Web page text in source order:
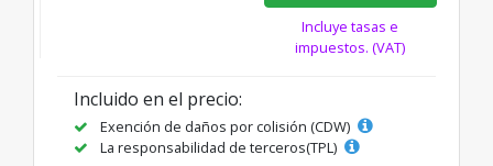
Incluye tasas e
impuestos. (VAT)
Incluido en el precio:
Exención de daños por colisión (CDW)
La responsabilidad de terceros(TPL)